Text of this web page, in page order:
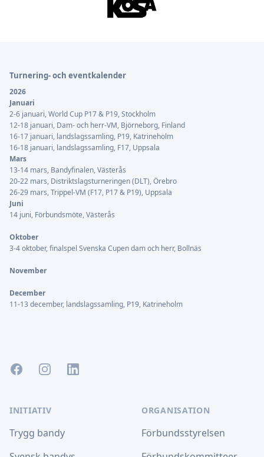
Turnering- och eventkalender
2026
Januari
2-6 januari, World Cup P17 & P19, Stockholm
12-18 januari, Dam- och herr-VM, Björneborg, Finland
16-17 januari, landslagssamling, P19, Katrineholm
16-18 januari, landslagssamling, F17, Uppsala
Mars
13-14 mars, Bandyfinalen, Västerås
20-22 mars, Distriktslagsturneringen (DLT), Örebro
26-29 mars, Trippel-VM (F17, P17 & P19), Uppsala
Juni
14 juni, Förbundsmöte, Västerås
Oktober
3-4 oktober, finalspel Svenska Cupen dam och herr, Bollnäs
November
December
11-13 december, landslagssamling, P19, Katrineholm
FacebookInstagramLinkedIn
INITIATIV
Trygg bandy
ORGANISATION
Förbundsstyrelsen